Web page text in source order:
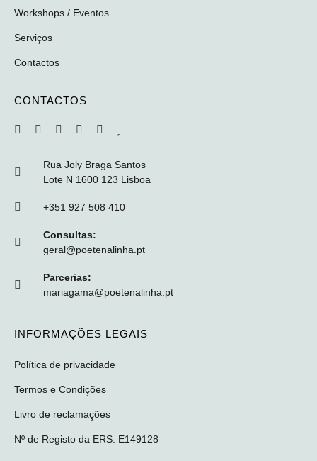
Workshops / Eventos
Serviços
Contactos
CONTACTOS
Rua Joly Braga Santos
Lote N 1600 123 Lisboa
+351 927 508 410
Consultas:
geral@poetenalinha.pt
Parcerias:
mariagama@poetenalinha.pt
INFORMAÇÕES LEGAIS
Política de privacidade
Termos e Condições
Livro de reclamações
Nº de Registo da ERS: E149128